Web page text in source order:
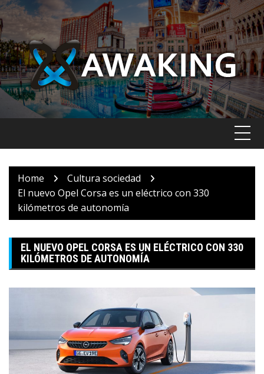
Skip
to
content
Home
Cultura sociedad
El nuevo Opel Corsa es un eléctrico con 330
kilómetros de autonomía
EL NUEVO OPEL CORSA ES UN ELÉCTRICO CON 330
KILÓMETROS DE AUTONOMÍA